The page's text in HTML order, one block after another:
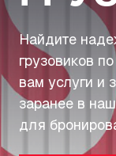
Найдите
грузовиков
вам услуги и
заранее в
для